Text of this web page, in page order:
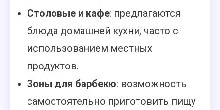
Столовые и кафе: предлагаются
блюда домашней кухни, часто с
использованием местных
продуктов.
Зоны для барбекю: возможность
самостоятельно приготовить пищу